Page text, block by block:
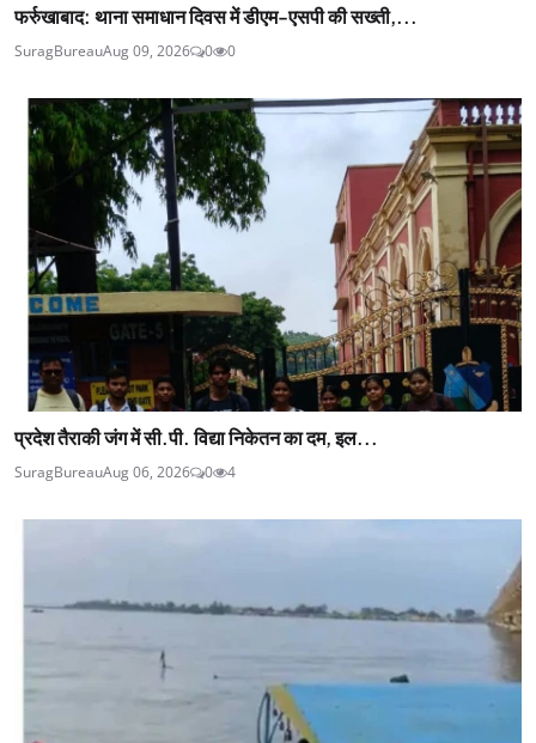
फर्रुखाबाद: थाना समाधान दिवस में डीएम-एसपी की सख्ती,...
SuragBureauAug 09, 2026 0 0
प्रदेश तैराकी जंग में सी.पी. विद्या निकेतन का दम, इल...
SuragBureauAug 06, 2026 0 4